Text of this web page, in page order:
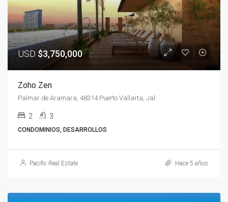
USD $3,750,000
Zoho Zen
Palmar de Aramara, 48314 Puerto Vallarta, Jal.
2 3
CONDOMINIOS, DESARROLLOS
Pacific Real Estate Hace 5 años